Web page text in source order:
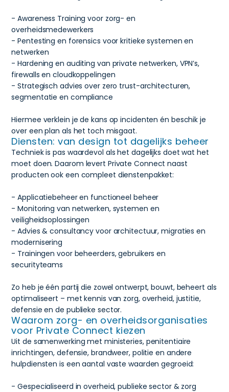
- Awareness Training voor zorg- en
overheidsmedewerkers
- Pentesting en forensics voor kritieke systemen en
netwerken
- Hardening en auditing van private netwerken, VPN’s,
firewalls en cloudkoppelingen
- Strategisch advies over zero trust-architecturen,
segmentatie en compliance
Hiermee verklein je de kans op incidenten én beschik je
over een plan als het toch misgaat.
Diensten: van design tot dagelijks beheer
Techniek is pas waardevol als het dagelijks doet wat het
moet doen. Daarom levert Private Connect naast
producten ook een compleet dienstenpakket:
- Applicatiebeheer en functioneel beheer
- Monitoring van netwerken, systemen en
veiligheidsoplossingen
- Advies & consultancy voor architectuur, migraties en
modernisering
- Trainingen voor beheerders, gebruikers en
securityteams
Zo heb je één partij die zowel ontwerpt, bouwt, beheert als
optimaliseert – met kennis van zorg, overheid, justitie,
defensie en de publieke sector.
Waarom zorg- en overheidsorganisaties
voor Private Connect kiezen
Uit de samenwerking met ministeries, penitentiaire
inrichtingen, defensie, brandweer, politie en andere
hulpdiensten is een aantal vaste waarden gegroeid:
- Gespecialiseerd in overheid, publieke sector & zorg